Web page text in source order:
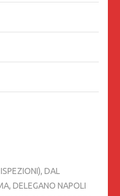
DAL
DELEGANO NAPOLI